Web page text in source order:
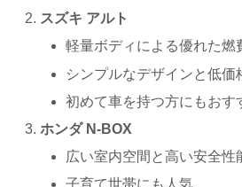
スズキ アルト
軽量ボディによる優れた燃
シンプルなデザインと低価
初めて車を持つ方にもおす
ホンダ N-BOX
広い室内空間と高い安全性